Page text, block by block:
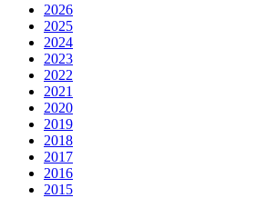
2026
2025
2024
2023
2022
2021
2020
2019
2018
2017
2016
2015